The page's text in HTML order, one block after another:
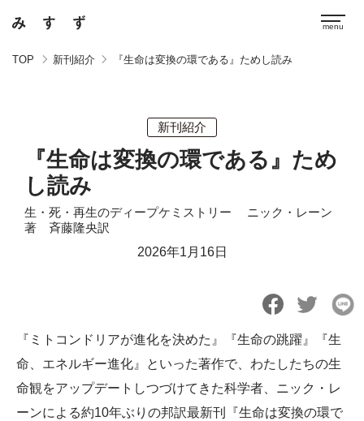
TOP 新刊紹介 『生命は変換の環である』ためし読み
新刊紹介
『生命は変換の環である』ため
し読み
生・死・再生のディープケミストリー ニック・レーン
著 斉藤隆央訳
2026年1月16日
『ミトコンドリアが進化を決めた』『生命の跳躍』『生
命、エネルギー進化』といった著作で、わたしたちの生
命観をアップデートしつづけてきた科学者、ニック・レ
ーンによる約10年ぶりの邦訳最新刊『生命は変換の環で